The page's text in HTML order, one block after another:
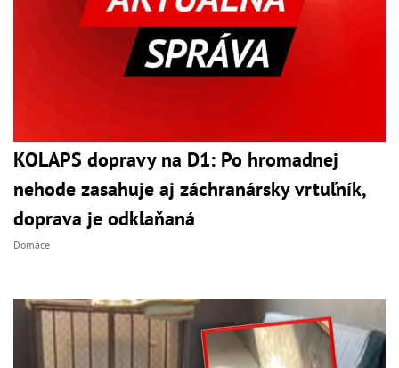
KOLAPS dopravy na D1: Po hromadnej
nehode zasahuje aj záchranársky vrtuľník,
doprava je odklaňaná
Domáce